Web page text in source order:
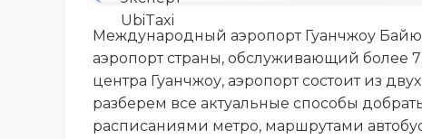
Международный аэропорт Гуанчжоу
аэропорт страны, обслуживающий более
центра Гуанчжоу, аэропорт состоит из
разберем все актуальные способы
расписаниями метро, маршрутами